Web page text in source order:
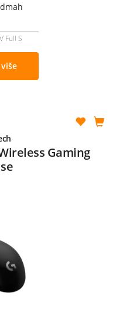
Full S
Gaming